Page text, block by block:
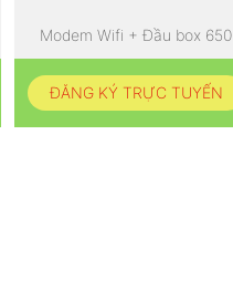
Modem Wifi + Đầu box 650
ĐĂNG KÝ TRỰC TUYẾN